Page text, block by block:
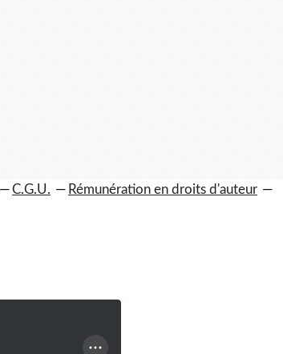
C.G.U.
Rémunération en droits d'auteur